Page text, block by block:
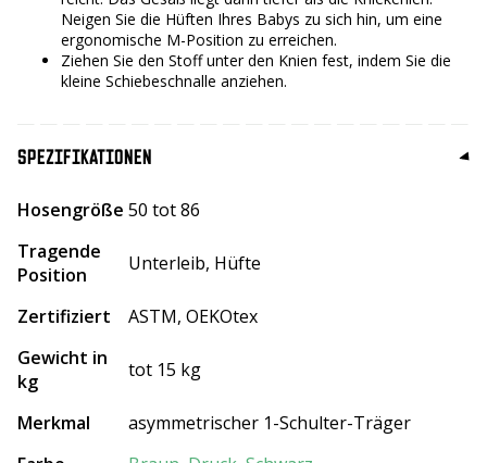
Neigen Sie die Hüften Ihres Babys zu sich hin, um eine
ergonomische M-Position zu erreichen.
Ziehen Sie den Stoff unter den Knien fest, indem Sie die
kleine Schiebeschnalle anziehen.
SPEZIFIKATIONEN
Hosengröße 50 tot 86
Tragende
Position
Unterleib, Hüfte
Zertifiziert
ASTM, OEKOtex
Gewicht in
kg
tot 15 kg
Merkmal
asymmetrischer 1-Schulter-Träger